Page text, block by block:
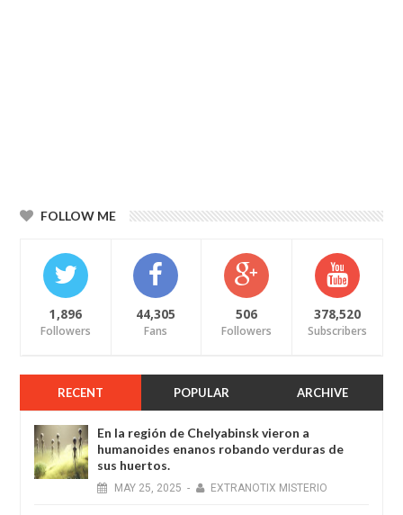
FOLLOW ME
1,896
Followers
44,305
Fans
506
Followers
378,520
Subscribers
RECENT POPULAR ARCHIVE
En la región de Chelyabinsk vieron a
humanoides enanos robando verduras de
sus huertos.
MAY 25, 2025 - EXTRANOTIX MISTERIO